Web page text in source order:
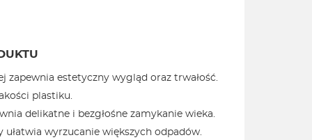
zapewnia estetyczny wygląd oraz trwałość.
plastiku.
delikatne i bezgłośne zamykanie wieka.
wyrzucanie większych odpadów.